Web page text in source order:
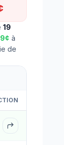
19
¢ à
de